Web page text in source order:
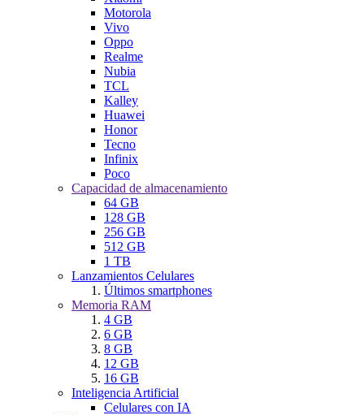
Motorola
Vivo
Oppo
Realme
Nubia
TCL
Kalley
Huawei
Honor
Tecno
Infinix
Poco
Capacidad de almacenamiento
64 GB
128 GB
256 GB
512 GB
1 TB
Lanzamientos Celulares
Últimos smartphones
Memoria RAM
4 GB
6 GB
8 GB
12 GB
16 GB
Inteligencia Artificial
Celulares con IA